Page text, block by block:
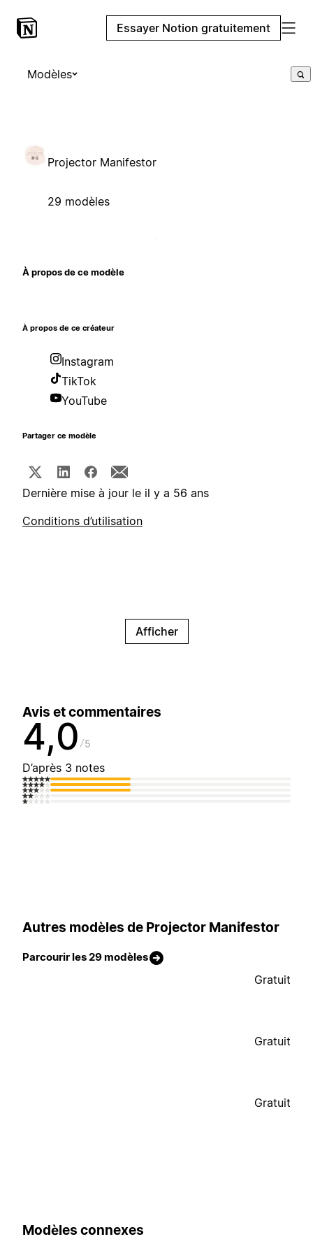
Essayer Notion gratuitement
Modèles
Projector Manifestor
29 modèles
À propos de ce modèle
À propos de ce créateur
Instagram
TikTok
YouTube
Partager ce modèle
Dernière mise à jour le il y a 56 ans
Conditions d’utilisation
Afficher
Avis et commentaires
4,0 5
D’après 3 notes
Autres modèles de Projector Manifestor
Parcourir les 29 modèles
Gratuit
Gratuit
Gratuit
Modèles connexes